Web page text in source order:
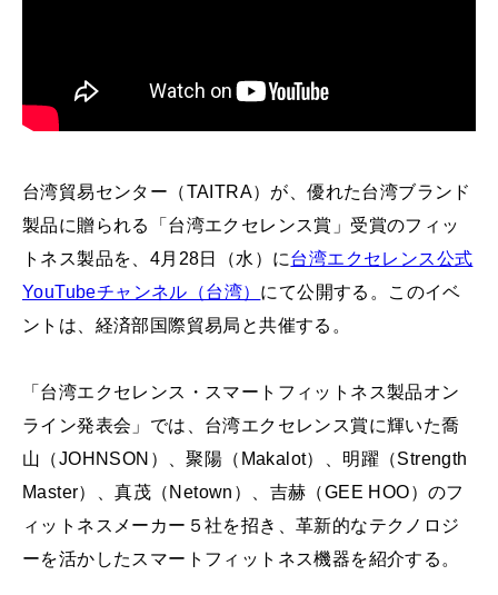
台湾貿易センター（TAITRA）が、優れた台湾ブランド
製品に贈られる「台湾エクセレンス賞」受賞のフィッ
トネス製品を、4月28日（水）に台湾エクセレンス公式
YouTubeチャンネル（台湾） にて公開する。このイベ
ントは、経済部国際貿易局と共催する。
「台湾エクセレンス・スマートフィットネス製品オン
ライン発表会」では、台湾エクセレンス賞に輝いた喬
山（JOHNSON）、聚陽（Makalot）、明躍（Strength
Master）、真茂（Netown）、吉赫（GEE HOO）のフ
ィットネスメーカー５社を招き、革新的なテクノロジ
ーを活かしたスマートフィットネス機器を紹介する。